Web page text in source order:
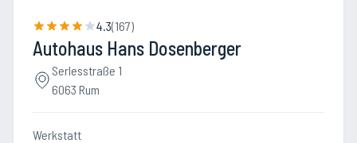
4.3(167)
Autohaus Hans Dosenberger
Serlesstraße 1
6063 Rum
Werkstatt